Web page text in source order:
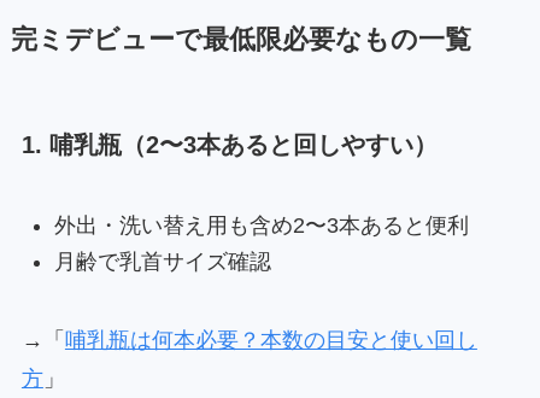
完ミデビューで最低限必要なもの一覧
1. 哺乳瓶（2〜3本あると回しやすい）
外出・洗い替え用も含め2〜3本あると便利
月齢で乳首サイズ確認
→「 哺乳瓶は何本必要？本数の目安と使い回し
方」